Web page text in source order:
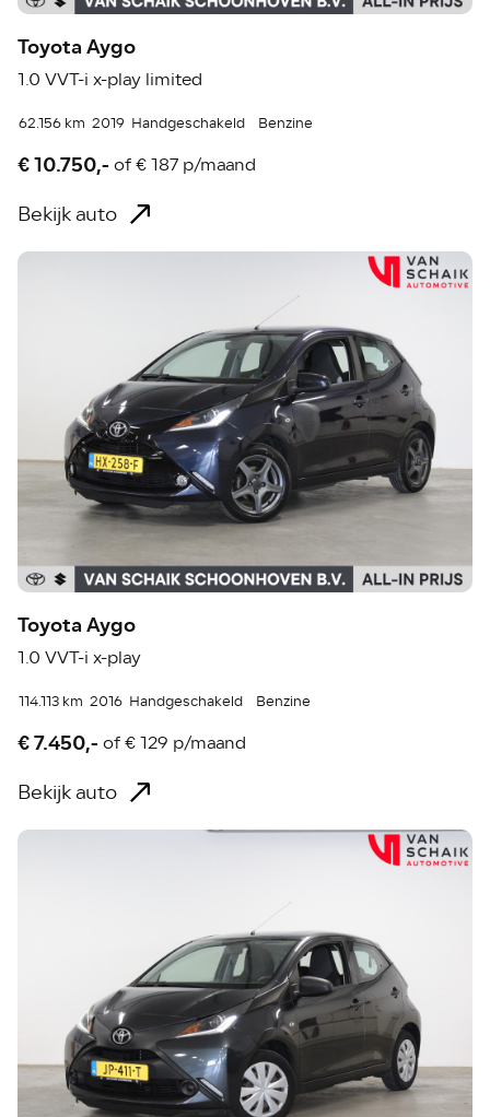
Toyota Aygo
1.0 VVT-i x-play limited
62.156 km 2019 Handgeschakeld Benzine
€ 10.750,- of€ 187 p/maand
Bekijk auto
Toyota Aygo
1.0 VVT-i x-play
114.113 km 2016 Handgeschakeld Benzine
€ 7.450,- of€ 129 p/maand
Bekijk auto